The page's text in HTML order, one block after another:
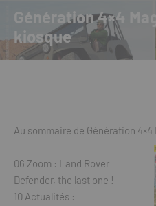
Génération 4×4
kiosque
Au sommaire de Génération 4×4
06 Zoom : Land Rover
Defender, the last one !
10 Actualités :